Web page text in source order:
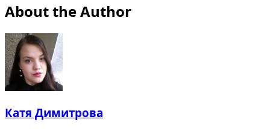
About the Author
Катя Димитрова